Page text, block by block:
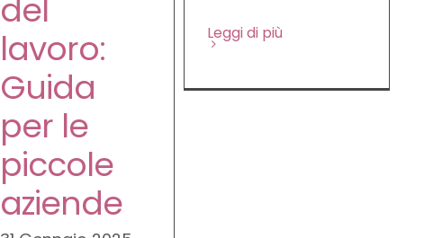
del
lavoro:
Guida
per le
piccole
aziende
Leggi di più